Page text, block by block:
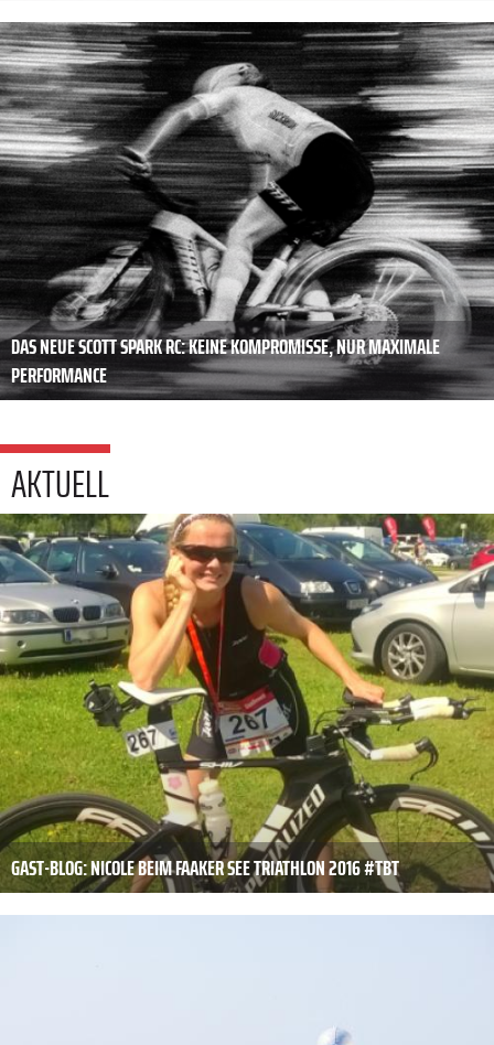
DAS NEUE SCOTT SPARK RC: KEINE KOMPROMISSE, NUR MAXIMALE
PERFORMANCE
AKTUELL
GAST-BLOG: NICOLE BEIM FAAKER SEE TRIATHLON 2016 #TBT